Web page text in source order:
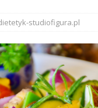
studiofigura.pl